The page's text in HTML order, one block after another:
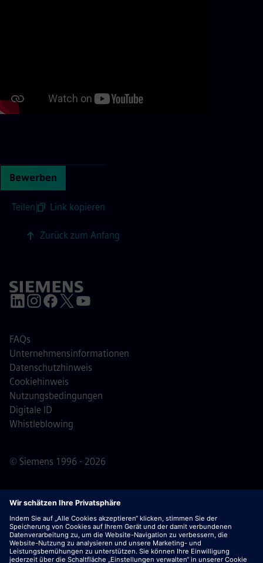
Bewerben
Teilen| Link kopieren
Zurück zum Anfang
© Siemens 1996 - 2026
FAQs
Unternehmensinformationen
Datenschutzhinweis
Cookiehinweis
Nutzungsbedingungen
Digitale ID
Whistleblowing
Wichtiger Hinweis:Für alle Bewerber: Bitte beachte,
dass Siemens zu keinem Zeitpunkt – weder vor noch
während oder nach dem Bewerbungsprozess – Gebühren
verlangt. Wir fordern keine Bankdaten oder persönlichen